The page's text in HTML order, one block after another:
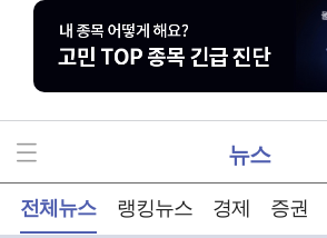
뉴스
전체뉴스 랭킹뉴스 경제 증권